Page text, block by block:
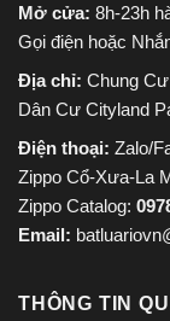
Mở cửa: 8h-23h
Gọi điện hoặc
Địa chỉ: Chung
Dân Cư Cityland
Điện thoại: Zalo/
Zippo Cổ-Xưa-La
Zippo Catalog:
Email:
THÔNG TIN